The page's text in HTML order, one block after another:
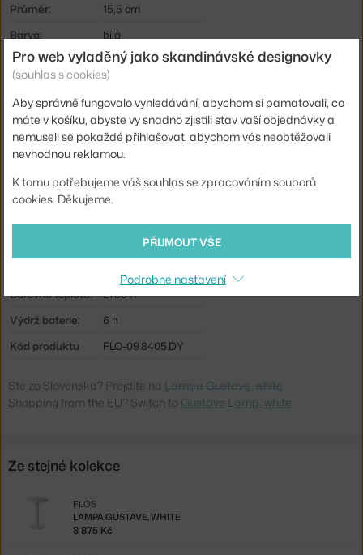
Průměr:
15,5 cm
Barva:
bílá
Materiál:
hliník
Hlavní materiál:
kov
Světelný tok:
159 lm
Patice / zdroj:
vestavěný LED zdroj
přímé osvětlení
Barevná teplota:
2700 K
Výdrž baterie:
6 h
Kód produktu
FLO-09.8405.DY
Ste zo Slovenska? Prejdite na Lampa Gustave, white
Shopping from the EU? Switch to Gustave Lamp, white
Ze stejné kolekce
LAMPA GUSTAVE, WHITE
FLOS
8 875 Kč
Pro web vyladěný jako skandinávské designovky
(souhlas s cookies)
Aby správně fungovalo vyhledávání, abychom si pamatovali, co
máte v košíku, abyste vy snadno zjistili stav vaší objednávky a
nemuseli se pokaždé přihlašovat, abychom vás neobtěžovali
nevhodnou reklamou.
K tomu potřebujeme váš souhlas se zpracováním souborů
cookies. Děkujeme.
PŘIJMOUT VŠE
Podrobné nastavení